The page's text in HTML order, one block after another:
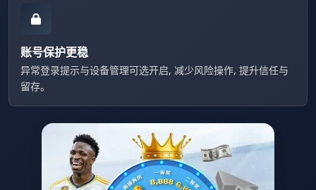
账号保护更稳
异常登录提示与设备管理可选开启, 减少风险操作, 提升信任与
留存。